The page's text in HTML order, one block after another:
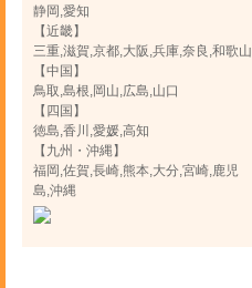
静岡,愛知
【近畿】
三重,滋賀,京都,大阪,兵庫,奈良,和歌山
【中国】
鳥取,島根,岡山,広島,山口
【四国】
徳島,香川,愛媛,高知
【九州・沖縄】
福岡,佐賀,長崎,熊本,大分,宮崎,鹿児
島,沖縄